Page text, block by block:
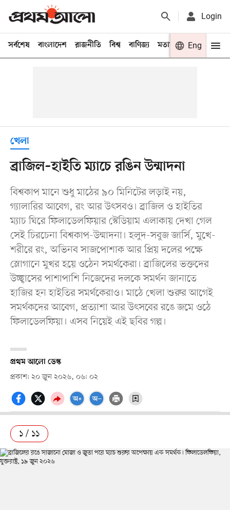
Login
সর্বশেষ বাংলাদেশ রাজনীতি বিশ্ব বাণিজ্য মতামত খেলা
Eng
খেলা
ব্রাজিল–হাইতি ম্যাচে রঙিন উন্মাদনা
বিশ্বকাপ মানে শুধু মাঠের ৯০ মিনিটের লড়াই নয়,
গ্যালারির আবেগ, রং আর উৎসবও। ব্রাজিল ও হাইতির
ম্যাচ ঘিরে ফিলাডেলফিয়ার স্টেডিয়াম এলাকায় দেখা গেল
সেই চিরচেনা বিশ্বকাপ-উন্মাদনা। হলুদ-সবুজ জার্সি, মুখে-
শরীরে রং, অভিনব সাজপোশাক আর প্রিয় দলের পক্ষে
স্লোগানে মুখর হয়ে ওঠেন সমর্থকেরা। ব্রাজিলের ভক্তদের
উচ্ছ্বাসের পাশাপাশি নিজেদের দলকে সমর্থন জানাতে
হাজির হন হাইতির সমর্থকেরাও। মাঠে খেলা শুরুর আগেই
সমর্থকদের আবেগ, প্রত্যাশা আর উৎসবের রঙে জমে ওঠে
ফিলাডেলফিয়া। এসব নিয়েই এই ছবির গল্প।
প্রথম আলো ডেস্ক
প্রকাশ: ২০ জুন ২০২৬, ০৬: ০২
১ / ১১